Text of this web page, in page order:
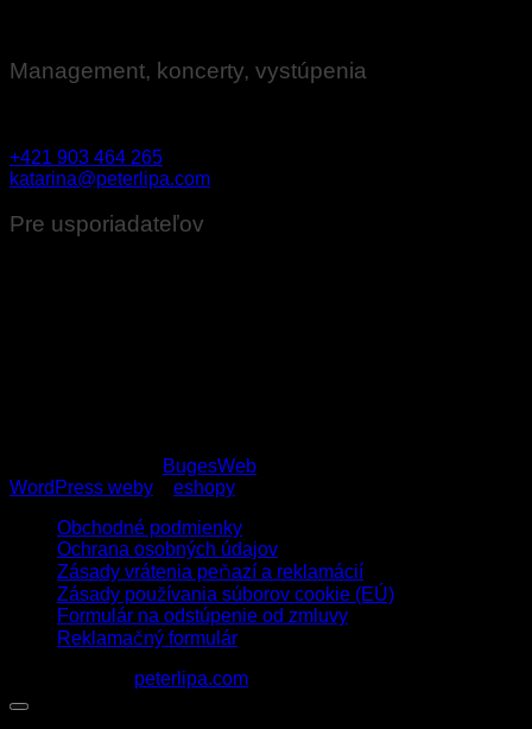
Management, koncerty, vystúpenia
+421 903 464 265
katarina@peterlipa.com
Pre usporiadateľov
BugesWeb
WordPress weby
eshopy
Obchodné podmienky
Ochrana osobných údajov
Zásady vrátenia peňazí a reklamácií
Zásady používania súborov cookie (EÚ)
Formulár na odstúpenie od zmluvy
Reklamačný formulár
peterlipa.com